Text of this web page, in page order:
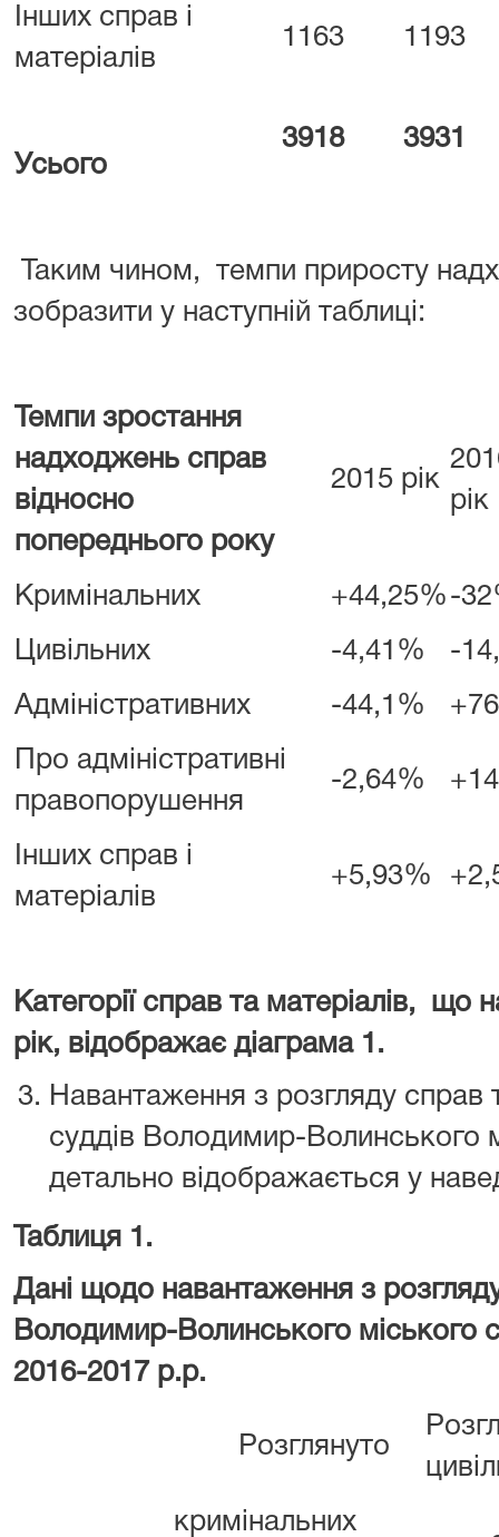
Інших справ і
матеріалів
1163 1193
Усього
3918 3931
Таким чином, темпи приросту
зобразити у наступній таблиці:
Темпи зростання
надходжень справ
відносно
попереднього року
2015 рік
рік
Кримінальних +44,25% -
Цивільних -4,41% -
Адміністративних -44,1%
Про адміністративні
правопорушення
-2,64%
Інших справ і
матеріалів
+5,93%
Категорії справ та матеріалів, що
рік, відображає діаграма
Навантаження з розгляду справ
суддів Володимир-Волинського
детально відображається у
Таблиця 1.
Дані щодо навантаження з
Володимир-Волинського міського
2016-2017 р.р.
Розглянуто
кримінальних